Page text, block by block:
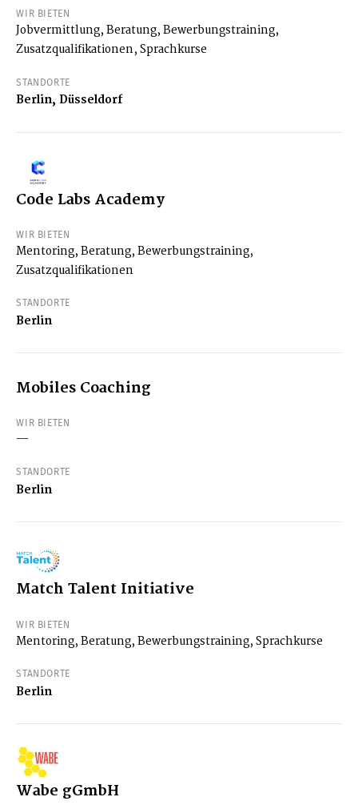
WIR BIETEN
Jobvermittlung, Beratung, Bewerbungstraining,
Zusatzqualifikationen, Sprachkurse
STANDORTE
Berlin, Düsseldorf
Code Labs Academy
WIR BIETEN
Mentoring, Beratung, Bewerbungstraining,
Zusatzqualifikationen
STANDORTE
Berlin
Mobiles Coaching
WIR BIETEN
—
STANDORTE
Berlin
Match Talent Initiative
WIR BIETEN
Mentoring, Beratung, Bewerbungstraining, Sprachkurse
STANDORTE
Berlin
Wabe gGmbH